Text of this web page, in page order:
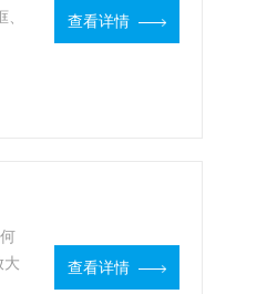
查看详情
大
查看详情